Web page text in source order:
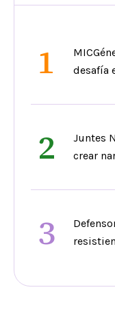
1
desafía
2
Juntes
crear
3